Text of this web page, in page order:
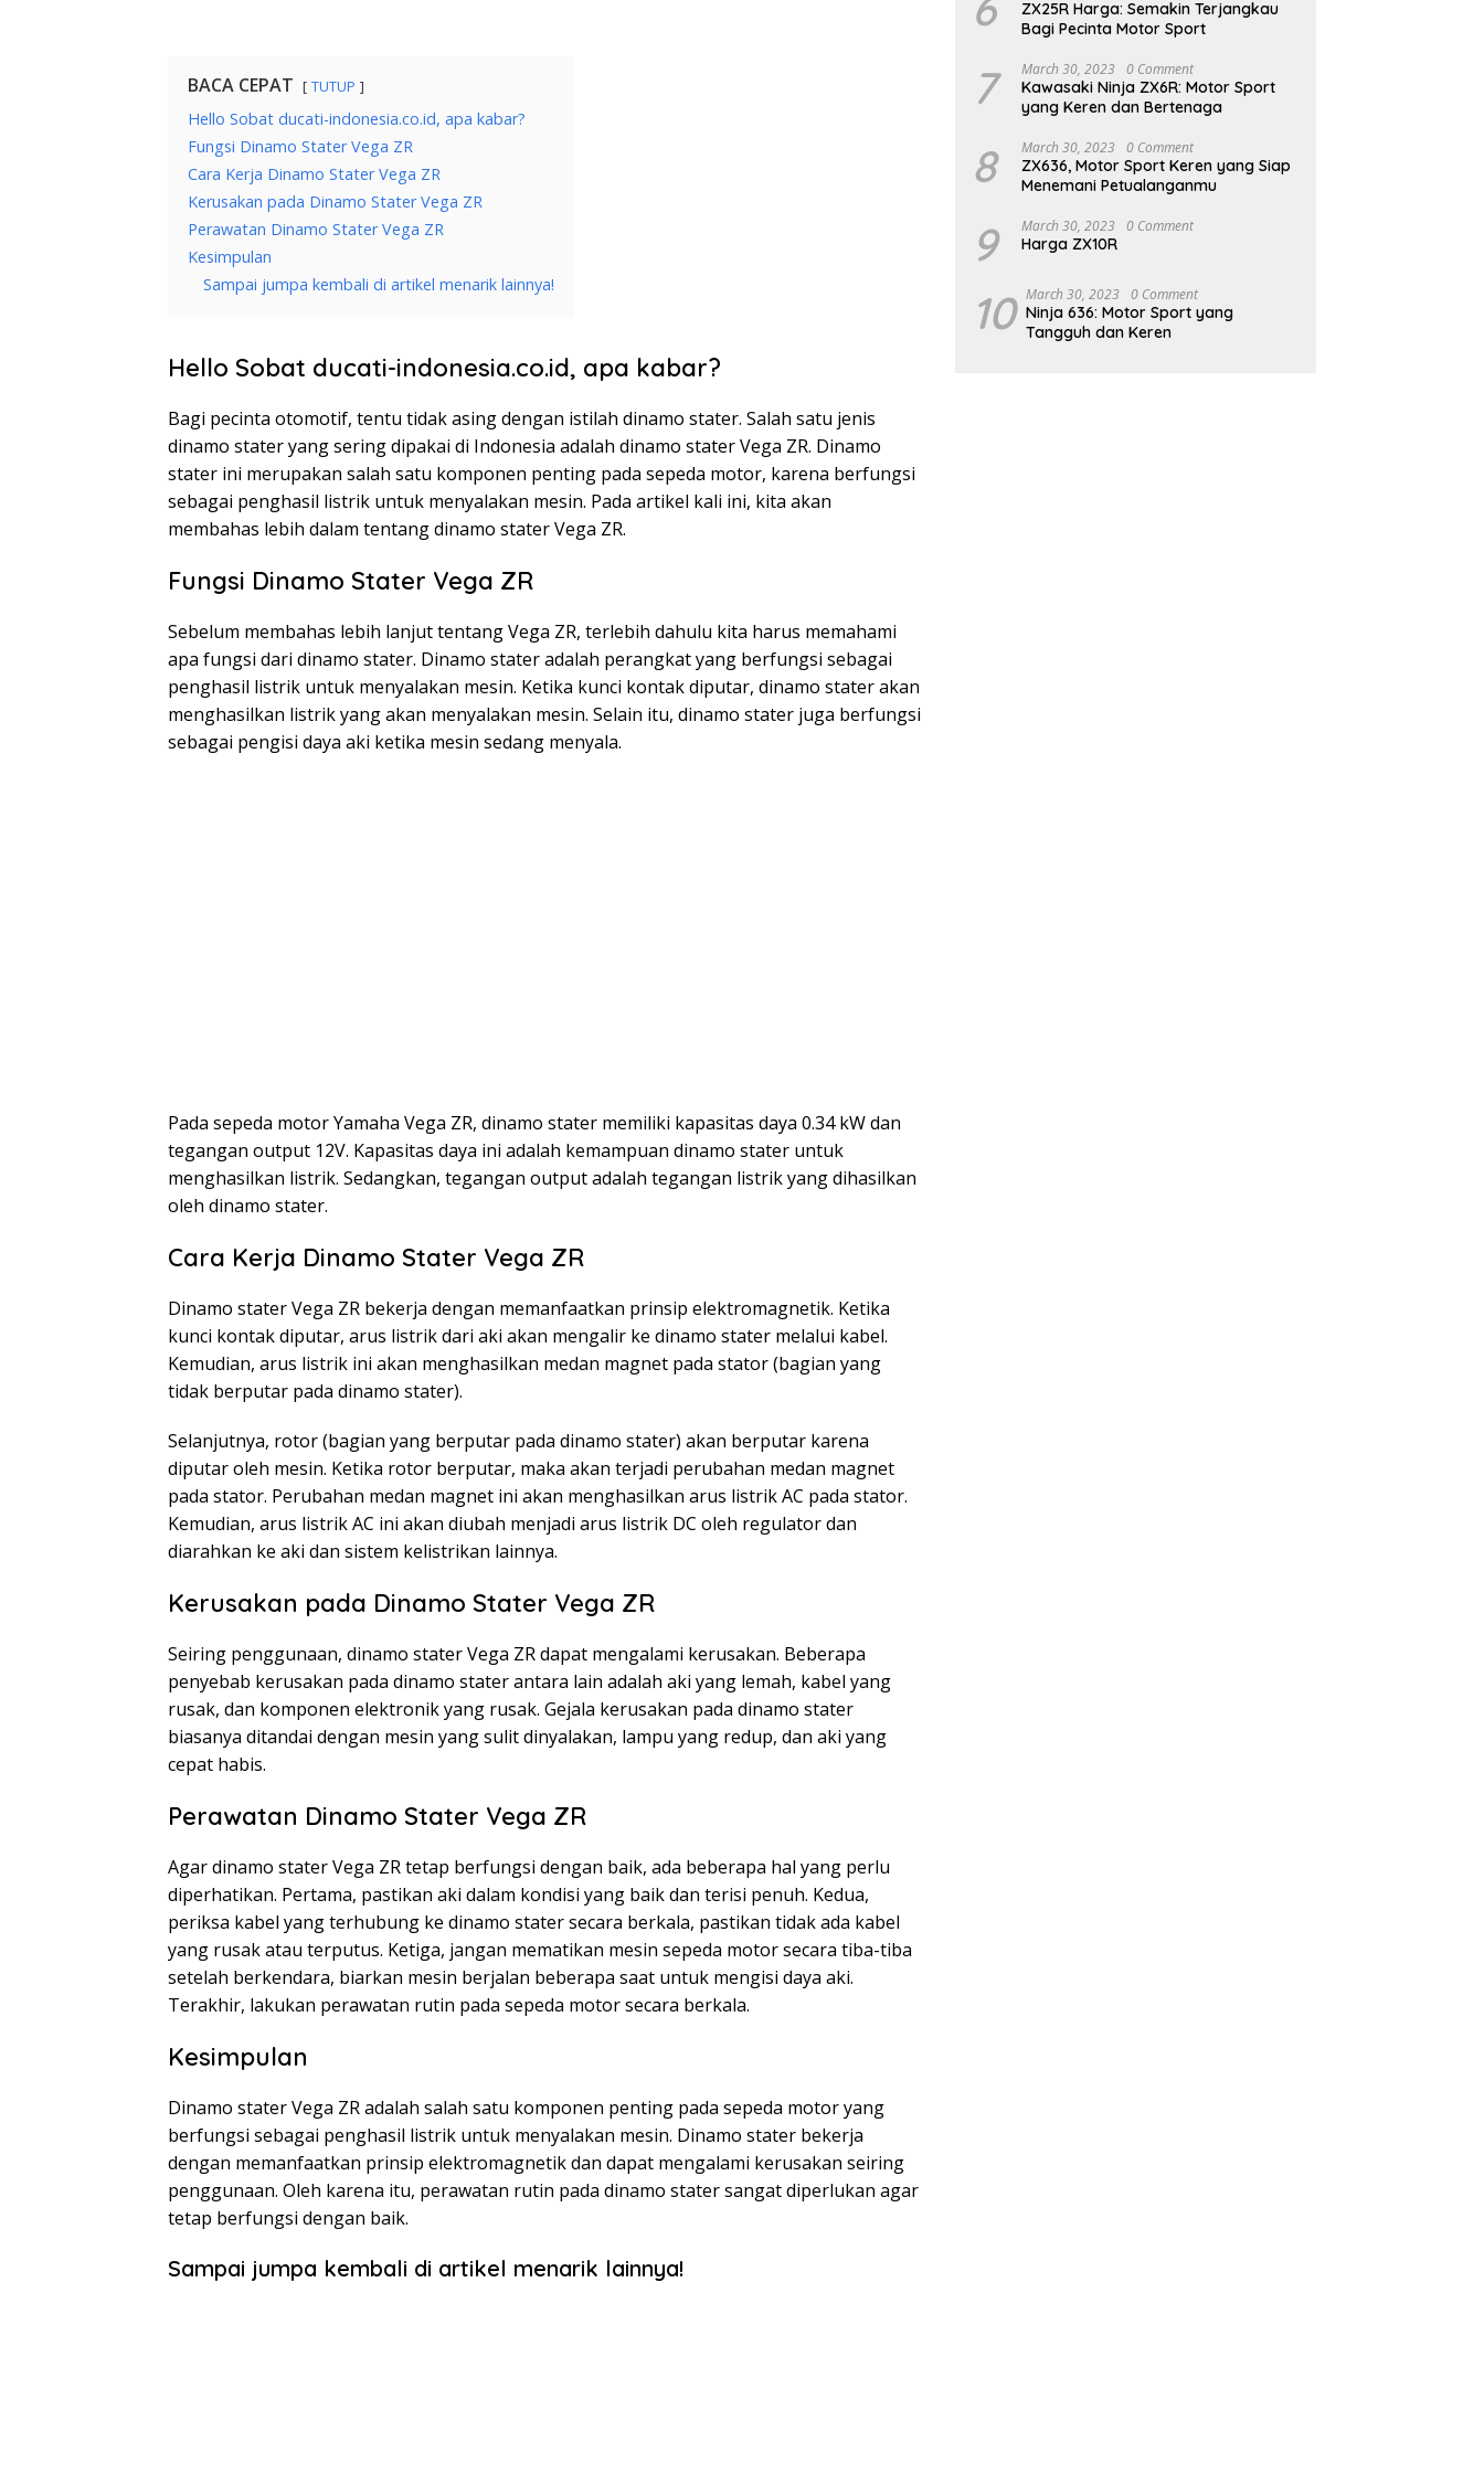
BACA CEPAT TUTUP
Hello Sobat ducati-indonesia.co.id, apa kabar?
Fungsi Dinamo Stater Vega ZR
Cara Kerja Dinamo Stater Vega ZR
Kerusakan pada Dinamo Stater Vega ZR
Perawatan Dinamo Stater Vega ZR
Kesimpulan
Sampai jumpa kembali di artikel menarik lainnya!
Hello Sobat ducati-indonesia.co.id, apa kabar?
Bagi pecinta otomotif, tentu tidak asing dengan istilah dinamo stater. Salah satu jenis
dinamo stater yang sering dipakai di Indonesia adalah dinamo stater Vega ZR. Dinamo
stater ini merupakan salah satu komponen penting pada sepeda motor, karena berfungsi
sebagai penghasil listrik untuk menyalakan mesin. Pada artikel kali ini, kita akan
membahas lebih dalam tentang dinamo stater Vega ZR.
Fungsi Dinamo Stater Vega ZR
Sebelum membahas lebih lanjut tentang Vega ZR, terlebih dahulu kita harus memahami
apa fungsi dari dinamo stater. Dinamo stater adalah perangkat yang berfungsi sebagai
penghasil listrik untuk menyalakan mesin. Ketika kunci kontak diputar, dinamo stater akan
menghasilkan listrik yang akan menyalakan mesin. Selain itu, dinamo stater juga berfungsi
sebagai pengisi daya aki ketika mesin sedang menyala.
Pada sepeda motor Yamaha Vega ZR, dinamo stater memiliki kapasitas daya 0.34 kW dan
tegangan output 12V. Kapasitas daya ini adalah kemampuan dinamo stater untuk
menghasilkan listrik. Sedangkan, tegangan output adalah tegangan listrik yang dihasilkan
oleh dinamo stater.
Cara Kerja Dinamo Stater Vega ZR
Dinamo stater Vega ZR bekerja dengan memanfaatkan prinsip elektromagnetik. Ketika
kunci kontak diputar, arus listrik dari aki akan mengalir ke dinamo stater melalui kabel.
Kemudian, arus listrik ini akan menghasilkan medan magnet pada stator (bagian yang
tidak berputar pada dinamo stater).
Selanjutnya, rotor (bagian yang berputar pada dinamo stater) akan berputar karena
diputar oleh mesin. Ketika rotor berputar, maka akan terjadi perubahan medan magnet
pada stator. Perubahan medan magnet ini akan menghasilkan arus listrik AC pada stator.
Kemudian, arus listrik AC ini akan diubah menjadi arus listrik DC oleh regulator dan
diarahkan ke aki dan sistem kelistrikan lainnya.
Kerusakan pada Dinamo Stater Vega ZR
Seiring penggunaan, dinamo stater Vega ZR dapat mengalami kerusakan. Beberapa
penyebab kerusakan pada dinamo stater antara lain adalah aki yang lemah, kabel yang
rusak, dan komponen elektronik yang rusak. Gejala kerusakan pada dinamo stater
biasanya ditandai dengan mesin yang sulit dinyalakan, lampu yang redup, dan aki yang
cepat habis.
Perawatan Dinamo Stater Vega ZR
Agar dinamo stater Vega ZR tetap berfungsi dengan baik, ada beberapa hal yang perlu
diperhatikan. Pertama, pastikan aki dalam kondisi yang baik dan terisi penuh. Kedua,
periksa kabel yang terhubung ke dinamo stater secara berkala, pastikan tidak ada kabel
yang rusak atau terputus. Ketiga, jangan mematikan mesin sepeda motor secara tiba-tiba
setelah berkendara, biarkan mesin berjalan beberapa saat untuk mengisi daya aki.
Terakhir, lakukan perawatan rutin pada sepeda motor secara berkala.
Kesimpulan
Dinamo stater Vega ZR adalah salah satu komponen penting pada sepeda motor yang
berfungsi sebagai penghasil listrik untuk menyalakan mesin. Dinamo stater bekerja
dengan memanfaatkan prinsip elektromagnetik dan dapat mengalami kerusakan seiring
penggunaan. Oleh karena itu, perawatan rutin pada dinamo stater sangat diperlukan agar
tetap berfungsi dengan baik.
Sampai jumpa kembali di artikel menarik lainnya!
ZX25R Harga: Semakin Terjangkau
Bagi Pecinta Motor Sport
7 March 30, 2023 0 Comment
Kawasaki Ninja ZX6R: Motor Sport
yang Keren dan Bertenaga
8 March 30, 2023 0 Comment
ZX636, Motor Sport Keren yang Siap
Menemani Petualanganmu
9 March 30, 2023 0 Comment
Harga ZX10R
10 March 30, 2023 0 Comment
Ninja 636: Motor Sport yang
Tangguh dan Keren